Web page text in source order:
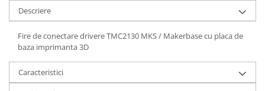
Panouri solare
Aparate de masura si testare
Scule manuale si electrice
Lipit si accesorii lipit
Descriere
Fire de conectare drivere TMC2130 MKS / Makerbase cu placa de
baza imprimanta 3D
Caracteristici